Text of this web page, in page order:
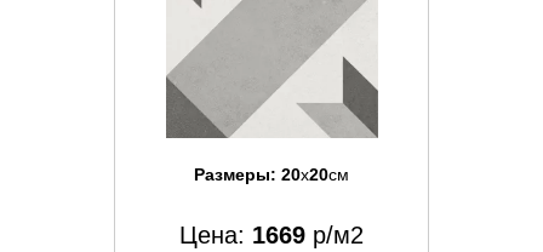
Размеры: 20x20см
Цена: 1669 р/м2